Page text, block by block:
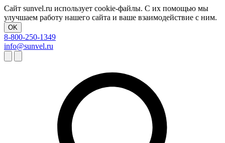
Сайт sunvel.ru использует cookie-файлы. С их помощью мы
улучшаем работу нашего сайта и ваше взаимодействие с ним.
OK
8-800-250-1349
info@sunvel.ru